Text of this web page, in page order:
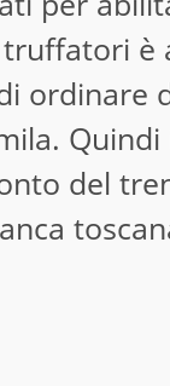
è
ordinare
del